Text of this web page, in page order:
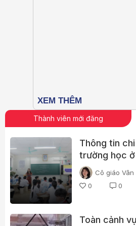
Thành viên mới đăng
Thông tin
trường học ở
Cô giáo Vân
0
0
Toàn cảnh